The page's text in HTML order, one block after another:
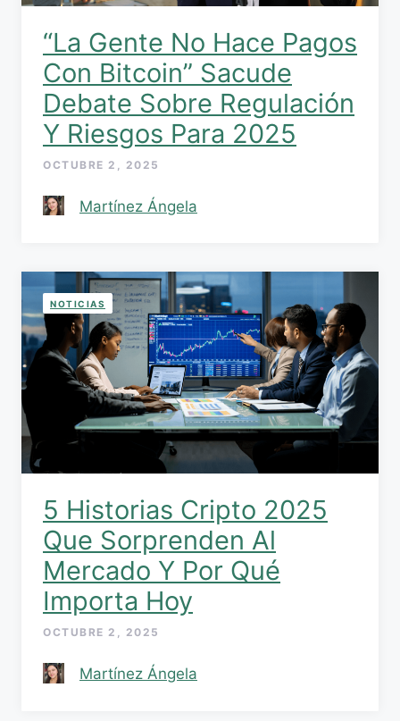
“La Gente No Hace Pagos
Con Bitcoin” Sacude
Debate Sobre Regulación
Y Riesgos Para 2025
OCTUBRE 2, 2025
Martínez Ángela
NOTICIAS
5 Historias Cripto 2025
Que Sorprenden Al
Mercado Y Por Qué
Importa Hoy
OCTUBRE 2, 2025
Martínez Ángela